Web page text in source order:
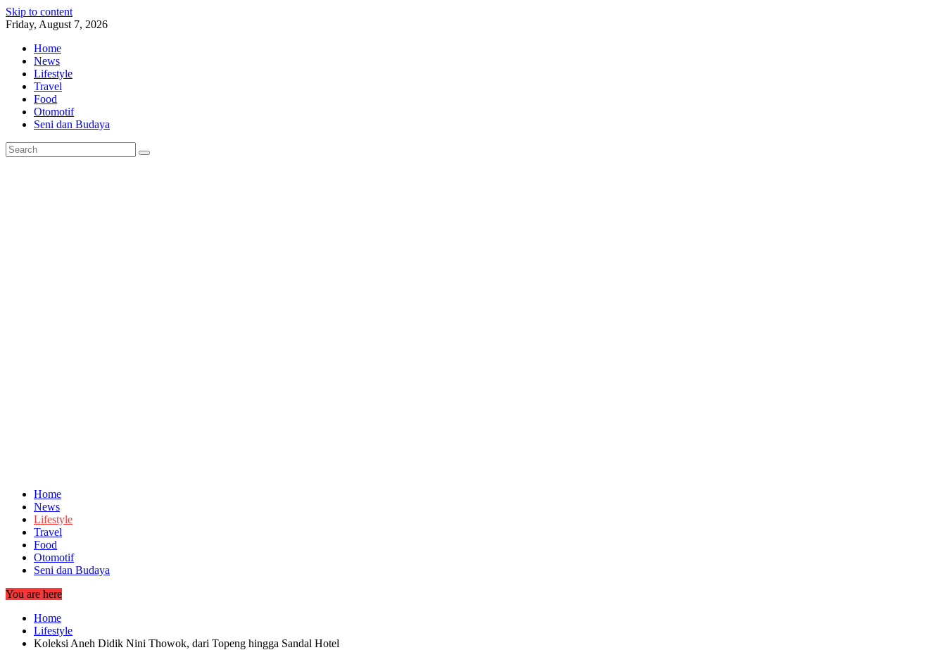
Skip to content
Friday, August 7, 2026
Home
News
Lifestyle
Travel
Food
Otomotif
Seni dan Budaya
Home
News
Lifestyle
Travel
Food
Otomotif
Seni dan Budaya
You are here
Home
Lifestyle
Koleksi Aneh Didik Nini Thowok, dari Topeng hingga Sandal Hotel